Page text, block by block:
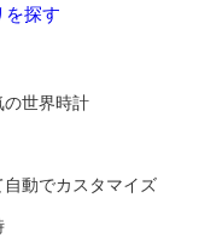
を探す
世界時計
動でカスタマイズ